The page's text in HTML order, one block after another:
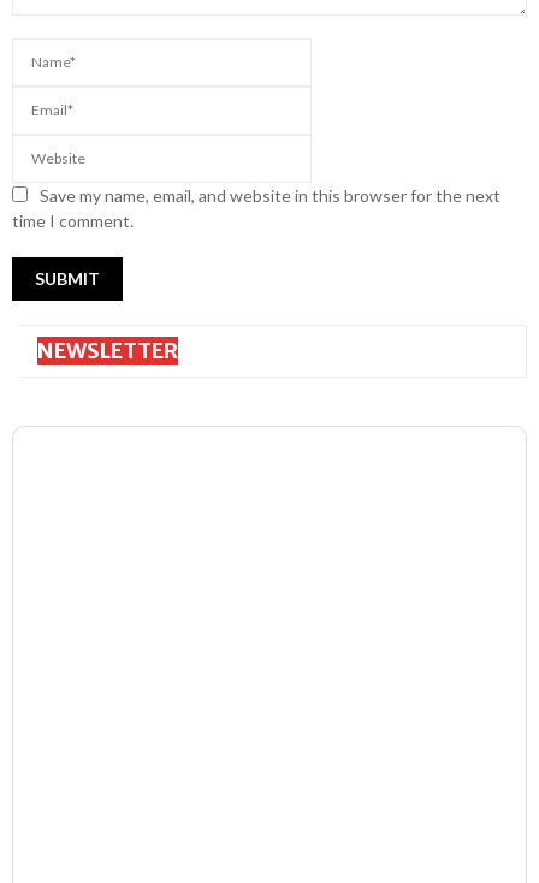
Save my name, email, and website in this browser for the next
time I comment.
NEWSLETTER